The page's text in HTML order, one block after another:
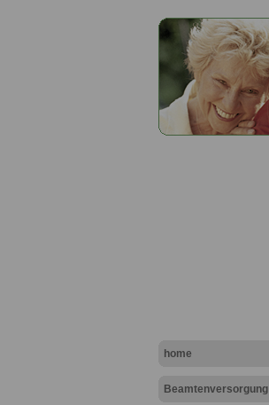
home
Beamtenversorgung